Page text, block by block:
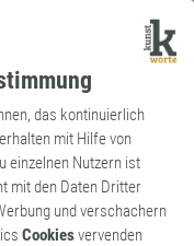
das kontinuierlich
mit Hilfe von
einzelnen Nutzern ist
mit den Daten Dritter
und verschachern
Cookiesvervenden
Kunstwort